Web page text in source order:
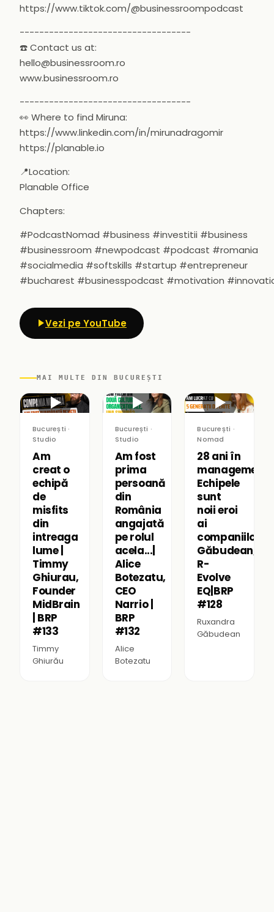
https://www.tiktok.com/@businessroompodcast
-----------------------------------
☎️ Contact us at:
hello@businessroom.ro
www.businessroom.ro
-----------------------------------
👀 Where to find Miruna:
https://www.linkedin.com/in/mirunadragomir
https://planable.io
📍Location:
Planable Office
Chapters:
#PodcastNomad #business #investitii #business
#businessroom #newpodcast #podcast #romania
#socialmedia #softskills #startup #entrepreneur
#bucharest #businesspodcast #motivation
Vezi pe YouTube
MAI MULTE DIN BUCUREȘTI
▶
București ·
Studio
Am
creat o
echipă
de
misfits
din
intreaga
lume |
Timmy
Ghiurau,
Founder
MidBrain
| BRP
#133
Timmy
Ghiurău
▶
București ·
Studio
Am fost
prima
persoană
din
România
angajată
pe rolul
acela...|
Alice
Botezatu,
CEO
Narrio |
BRP
#132
Alice
Botezatu
▶
București ·
Nomad
28 ani în
management:
Echipele
sunt
noii eroi
ai
Găbudean,
R-
Evolve
EQ|BRP
#128
Ruxandra
Găbudean